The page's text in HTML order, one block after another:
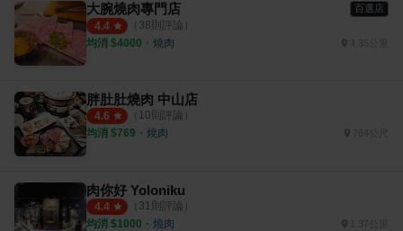
大腕燒肉專門店 百選店
4.4 （ 38則評論）
均消 $4000 ・ 燒肉 4.35公里
胖肚肚燒肉 中山店
4.6 （ 10則評論）
均消 $769 ・ 燒肉 764公尺
肉你好 Yoloniku
4.4 （ 31 則評論）
均消 $1000 ・ 燒肉